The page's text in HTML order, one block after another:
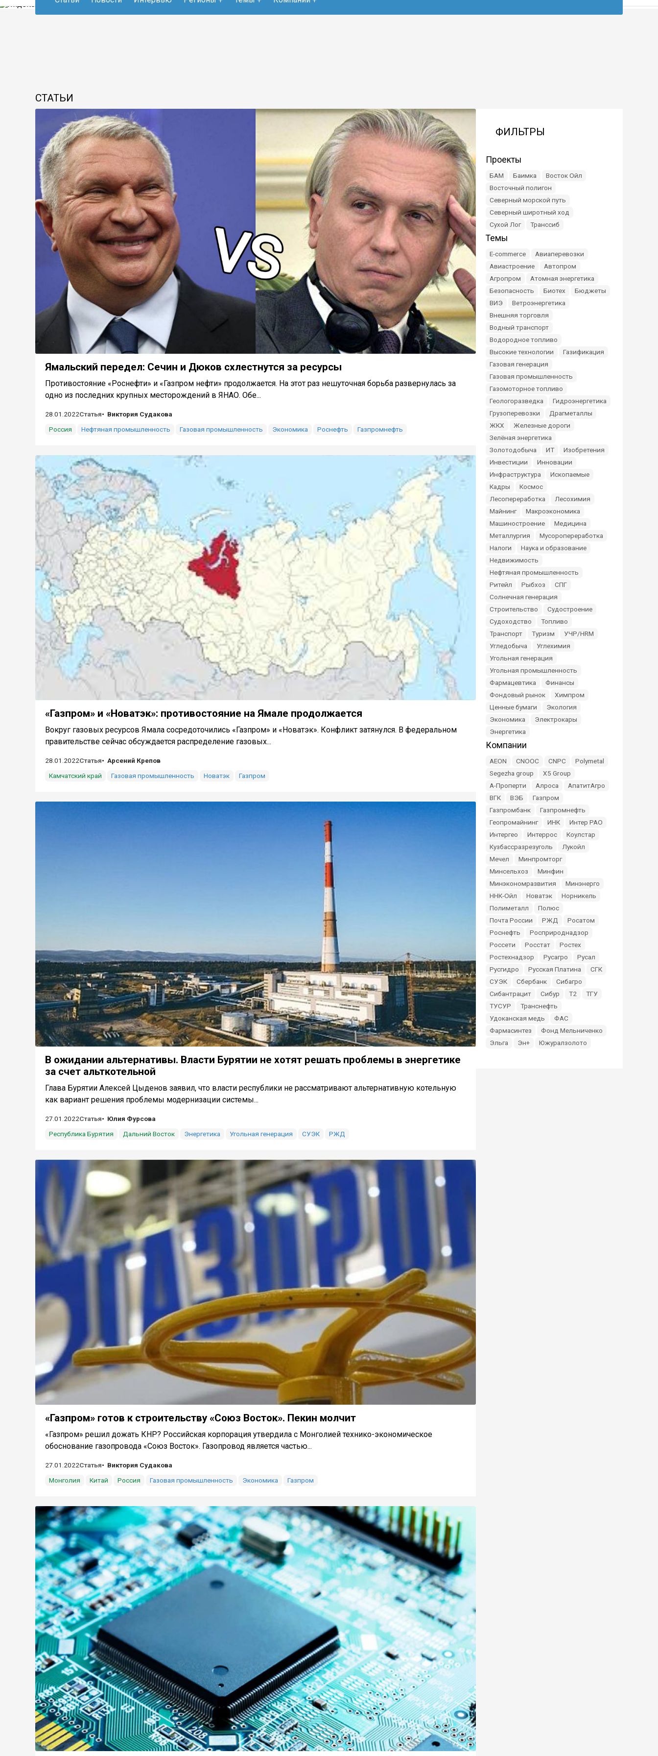
СТАТЬИ
Ямальский передел: Сечин и Дюков схлестнутся за ресурсы
Противостояние ​​«Роснефти» и «Газпром нефти» продолжается. На этот раз нешуточная борьба развернулась за
одно из последних крупных месторождений в ЯНАО. Обе...
28.01.2022Статья
Виктория Судакова
Россия
Нефтяная промышленность Газовая промышленность Экономика Роснефть Газпромнефть
«Газпром» и «Новатэк»: противостояние на Ямале продолжается
Вокруг газовых ресурсов Ямала сосредоточились «Газпром» и «Новатэк». Конфликт затянулся. В федеральном
правительстве сейчас обсуждается распределение газовых...
28.01.2022Статья
Арсений Крепов
Камчатский край
Газовая промышленность Новатэк Газпром
В ожидании альтернативы. Власти Бурятии не хотят решать проблемы в энергетике
за счет альткотельной
Глава Бурятии Алексей Цыденов заявил, что власти республики не рассматривают альтернативную котельную
как вариант решения проблемы модернизации системы...
27.01.2022Статья
Юлия Фурсова
Республика Бурятия
Дальний Восток Энергетика Угольная генерация СУЭК РЖД
«Газпром» готов к строительству «Союз Восток». Пекин молчит
«Газпром» решил дожать КНР? Российская корпорация утвердила с Монголией технико-экономическое
обоснование газопровода «Союз Восток». Газопровод является частью...
27.01.2022Статья
Виктория Судакова
Монголия
Китай Россия Газовая промышленность Экономика Газпром
ФИЛЬТРЫ
Проекты
БАМ Баимка
Восток Ойл
Восточный полигон
Северный морской путь
Северный широтный ход
Сухой Лог
Транссиб
Темы
E-commerce
Авиаперевозки
Авиастроение
Автопром
Агропром
Атомная энергетика
Безопасность
Биотех
Бюджеты
ВИЭ
Ветроэнергетика
Внешняя торговля
Водный транспорт
Водородное топливо
Высокие технологии
Газификация
Газовая генерация
Газовая промышленность
Газомоторное топливо
Геологоразведка
Гидроэнергетика
Грузоперевозки
Драгметаллы
ЖКХ
Железные дороги
Зелёная энергетика
Золотодобыча
ИТ
Изобретения
Инвестиции
Инновации
Инфраструктура
Ископаемые
Кадры
Космос
Лесопереработка
Лесохимия
Майнинг
Макроэкономика
Машиностроение
Медицина
Металлургия
Мусоропереработка
Налоги
Наука и образование
Недвижимость
Нефтяная промышленность
Ритейл
Рыбхоз
СПГ
Солнечная генерация
Строительство
Судостроение
Судоходство
Топливо
Транспорт
Туризм
УЧР/HRM
Угледобыча
Углехимия
Угольная генерация
Угольная промышленность
Фармацевтика
Финансы
Фондовый рынок
Химпром
Ценные бумаги
Экология
Экономика
Электрокары
Энергетика
Компании
AEON CNOOC CNPC
Polymetal
Segezha group
X5 Group
А-Проперти
Алроса
АпатитАгро
ВГК
ВЭБ
Газпром
Газпромбанк
Газпромнефть
Геопромайнинг
ИНК
Интер РАО
Интергео
Интеррос
Коулстар
Кузбассразрезуголь
Лукойл
Мечел
Минпромторг
Минсельхоз
Минфин
Минэкономразвития
Минэнерго
ННК-Ойл
Новатэк
Норникель
Полиметалл
Полюс
Почта России
РЖД
Росатом
Роснефть
Росприроднадзор
Россети
Росстат
Ростех
Ростехнадзор
Русагро
Русал
Русгидро
Русская Платина
СГК
СУЭК
Сбербанк
Сибагро
Сибантрацит
Сибур Т2
ТГУ
ТУСУР
Транснефть
Удоканская медь
ФАС
Фармасинтез
Фонд Мельниченко
Эльга
Эн+ Южуралзолото